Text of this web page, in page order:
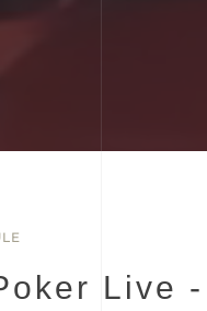
o ker Live -